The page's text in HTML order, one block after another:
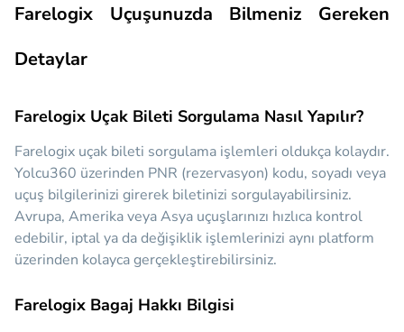
Farelogix Uçuşunuzda Bilmeniz Gereken
Detaylar
Farelogix Uçak Bileti Sorgulama Nasıl Yapılır?
Farelogix uçak bileti sorgulama işlemleri oldukça kolaydır.
Yolcu360 üzerinden PNR (rezervasyon) kodu, soyadı veya
uçuş bilgilerinizi girerek biletinizi sorgulayabilirsiniz.
Avrupa, Amerika veya Asya uçuşlarınızı hızlıca kontrol
edebilir, iptal ya da değişiklik işlemlerinizi aynı platform
üzerinden kolayca gerçekleştirebilirsiniz.
Farelogix Bagaj Hakkı Bilgisi